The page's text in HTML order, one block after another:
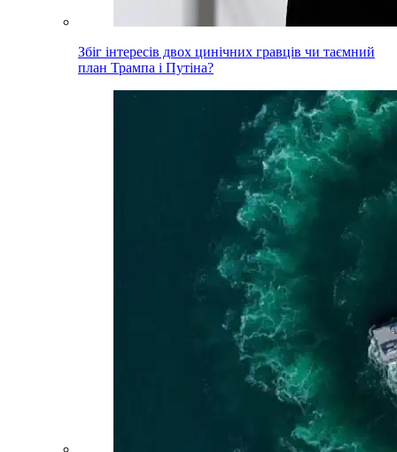
Збіг інтересів двох цинічних гравців чи таємний
план Трампа і Путіна?